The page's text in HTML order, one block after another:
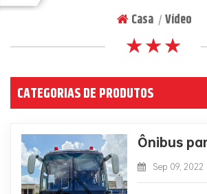
Casa | Vídeo
★ ★ ★
CATEGORIAS DE PRODUTOS
Ônibus
Sep 09, 2022